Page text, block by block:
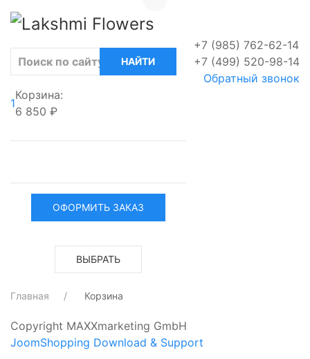
+7 (985) 762-62-14
+7 (499) 520-98-14
Обратный звонок
1
Корзина:
6 850 ₽
ОФОРМИТЬ ЗАКАЗ
ВЫБРАТЬ
Главная Корзина
Copyright MAXXmarketing GmbH
JoomShopping Download & Support